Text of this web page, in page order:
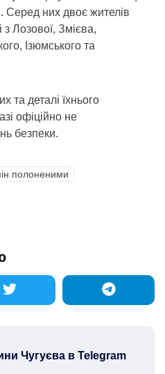
Серед них двоє жителів
з Лозової, Змієва,
Ізюмського та
та деталі їхнього
офіційно не
безпеки.
полоненими
Чугуєва в Telegram